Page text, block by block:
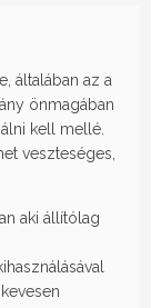
általában az a
önmagában
kell mellé.
veszteséges,
aki állítólag